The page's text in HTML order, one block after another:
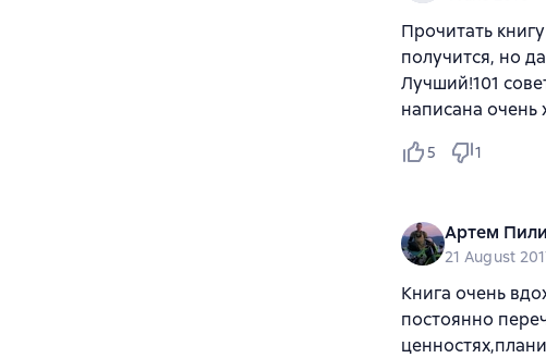
Прочитать
получится, но
Лучший!101
написана очень
5 1
Артем
21 August
Книга очень
постоянно